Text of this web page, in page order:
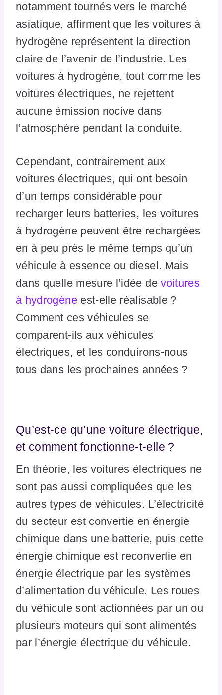
notamment tournés vers le marché
asiatique, affirment que les voitures à
hydrogène représentent la direction
claire de l’avenir de l’industrie. Les
voitures à hydrogène, tout comme les
voitures électriques, ne rejettent
aucune émission nocive dans
l’atmosphère pendant la conduite.
Cependant, contrairement aux
voitures électriques, qui ont besoin
d’un temps considérable pour
recharger leurs batteries, les voitures
à hydrogène peuvent être rechargées
en à peu près le même temps qu’un
véhicule à essence ou diesel. Mais
dans quelle mesure l’idée devoitures
à hydrogèneest-elle réalisable ?
Comment ces véhicules se
comparent-ils aux véhicules
électriques, et les conduirons-nous
tous dans les prochaines années ?
Qu’est-ce qu’une voiture électrique,
et comment fonctionne-t-elle ?
En théorie, les voitures électriques ne
sont pas aussi compliquées que les
autres types de véhicules. L’électricité
du secteur est convertie en énergie
chimique dans une batterie, puis cette
énergie chimique est reconvertie en
énergie électrique par les systèmes
d’alimentation du véhicule. Les roues
du véhicule sont actionnées par un ou
plusieurs moteurs qui sont alimentés
par l’énergie électrique du véhicule.